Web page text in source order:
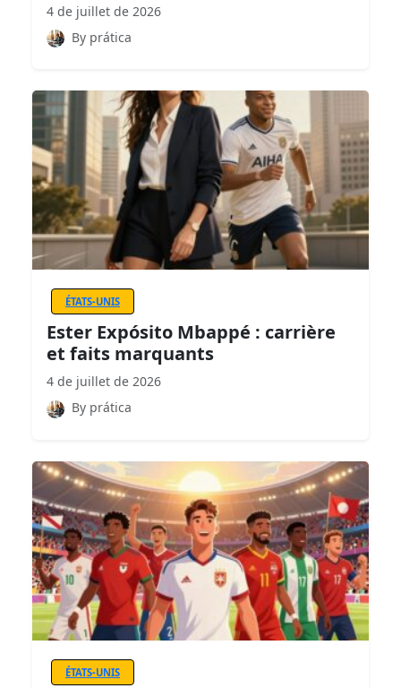
4 de juillet de 2026
By prática
ÉTATS-UNIS
Ester Expósito Mbappé : carrière
et faits marquants
4 de juillet de 2026
By prática
ÉTATS-UNIS